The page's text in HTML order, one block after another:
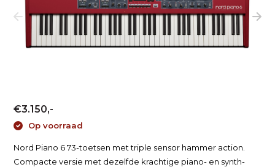
€3.150,-
Op voorraad
Nord Piano 6 73-toetsen met triple sensor hammer action.
Compacte versie met dezelfde krachtige piano- en synth-